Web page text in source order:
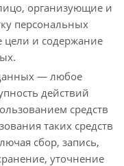
организующие и
персональных
и содержание
— любое
действий
средств
таких средств
сбор, запись,
уточнение